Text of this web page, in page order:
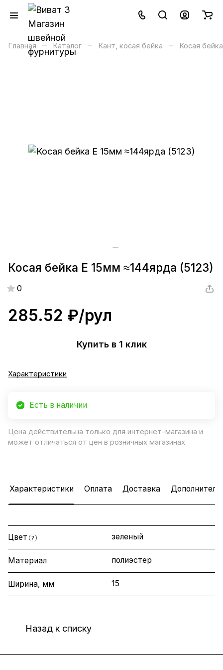
Главная – Каталог – Кант, косая бейка – Косая бейка
Косая бейка Е 15мм ≈144ярда (5123)
0
285.52 ₽/рул
Купить в 1 клик
Характеристики
Есть в наличии
Цена действительна только для интернет-магазина и
может отличаться от цен в розничных магазинах
Характеристики Оплата Доставка
Цвет ? зеленый
Материал полиэстер
Ширина, мм 15
Назад к списку